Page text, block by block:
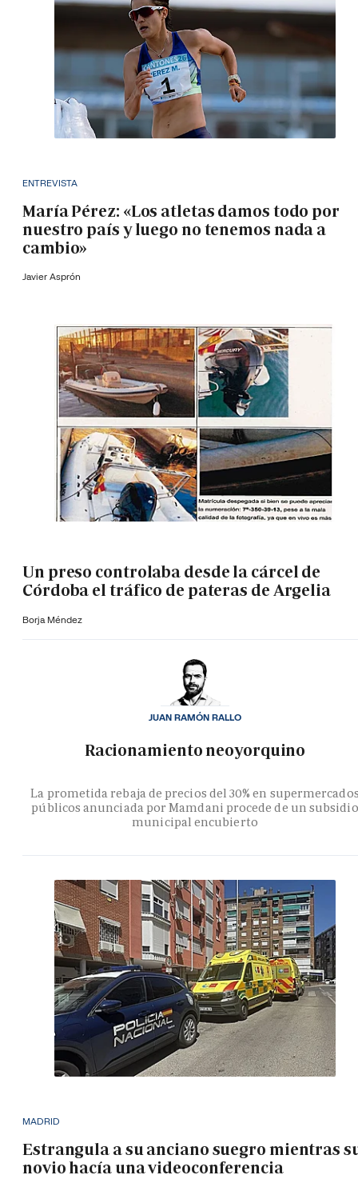
ENTREVISTA
María Pérez: «Los atletas damos todo por
nuestro país y luego no tenemos nada a
cambio»
Javier Asprón
Un preso controlaba desde la cárcel de
Córdoba el tráfico de pateras de Argelia
Borja Méndez
Racionamiento neoyorquino
La prometida rebaja de precios del 30% en
públicos anunciada por Mamdani procede de un subsidio
municipal encubierto
JUAN RAMÓN RALLO
MADRID
Estrangula a su anciano suegro mientras
novio hacía una videoconferencia